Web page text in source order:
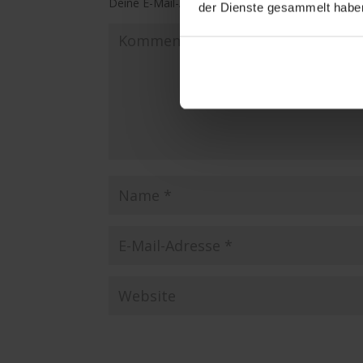
der Dienste gesammelt
Deine E-Mail-Adresse wird nicht veröffentlicht.